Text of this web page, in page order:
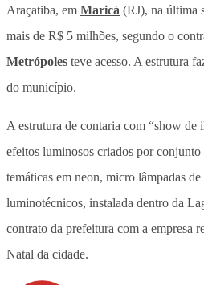
Araçatiba, em Maricá (RJ), na última
mais de R$ 5 milhões, segundo o
Metrópoles teve acesso. A estrutura
do município.
A estrutura de contaria com “show de
efeitos luminosos criados por
temáticas em neon, micro lâmpadas
luminotécnicos, instalada dentro da
contrato da prefeitura com a empresa
Natal da cidade.